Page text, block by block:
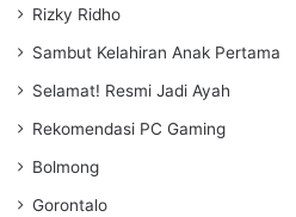
Rizky Ridho
Sambut Kelahiran Anak Pertama
Selamat! Resmi Jadi Ayah
Rekomendasi PC Gaming
Bolmong
Gorontalo